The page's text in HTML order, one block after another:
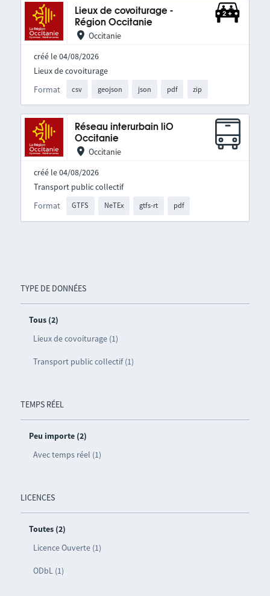
TYPE DE DONNÉES
Tous (2)
Lieux de covoiturage (1)
Transport public collectif (1)
TEMPS RÉEL
Peu importe (2)
Avec temps réel (1)
LICENCES
Toutes (2)
Licence Ouverte (1)
ODbL (1)
Lieux de covoiturage -
Région Occitanie
Occitanie
créé le 04/08/2026
Format csv geojson json pdf zip
Lieux de covoiturage
Réseau interurbain liO
Occitanie
Occitanie
créé le 04/08/2026
Format GTFS NeTEx gtfs-rt pdf
Transport public collectif